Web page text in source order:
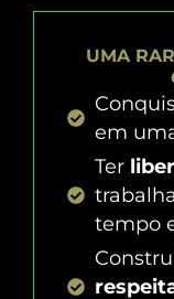
UMA
em
Ter
tempo